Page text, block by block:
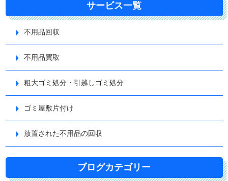
ン
サービス一覧
不用品回収
不用品買取
粗大ゴミ処分・引越しゴミ処分
ゴミ屋敷片付け
放置された不用品の回収
ブログカテゴリー